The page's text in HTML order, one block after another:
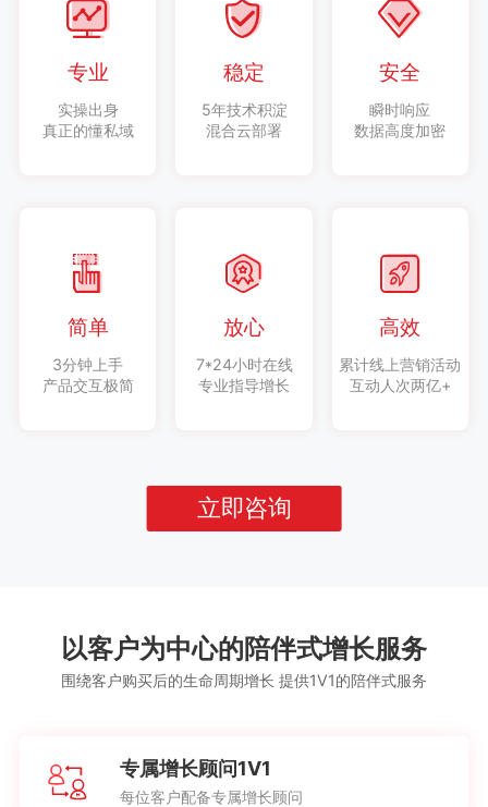
专业
实操出身
真正的懂私域
稳定
5年技术积淀
混合云部署
安全
瞬时响应
数据高度加密
简单
3分钟上手
产品交互极简
放心
7*24小时在线
专业指导增长
高效
累计线上营销活动
互动人次两亿+
立即咨询
以客户为中心的陪伴式增长服务
围绕客户购买后的生命周期增长 提供1V1的陪伴式服务
专属增长顾问1V1
每位客户配备专属增长顾问